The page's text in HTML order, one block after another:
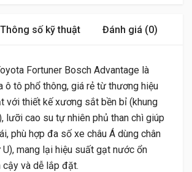
Thông số kỹ thuật Đánh giá (0)
Fortuner Bosch Advantage là
ô tô phổ thông, giá rẻ từ thương hiệu
với thiết kế xương sắt bền bỉ (khung
lưỡi cao su tự nhiên phủ than chì giúp
phù hợp đa số xe châu Á dùng chân
mang lại hiệu suất gạt nước ổn
cậy và dễ lắp đặt.